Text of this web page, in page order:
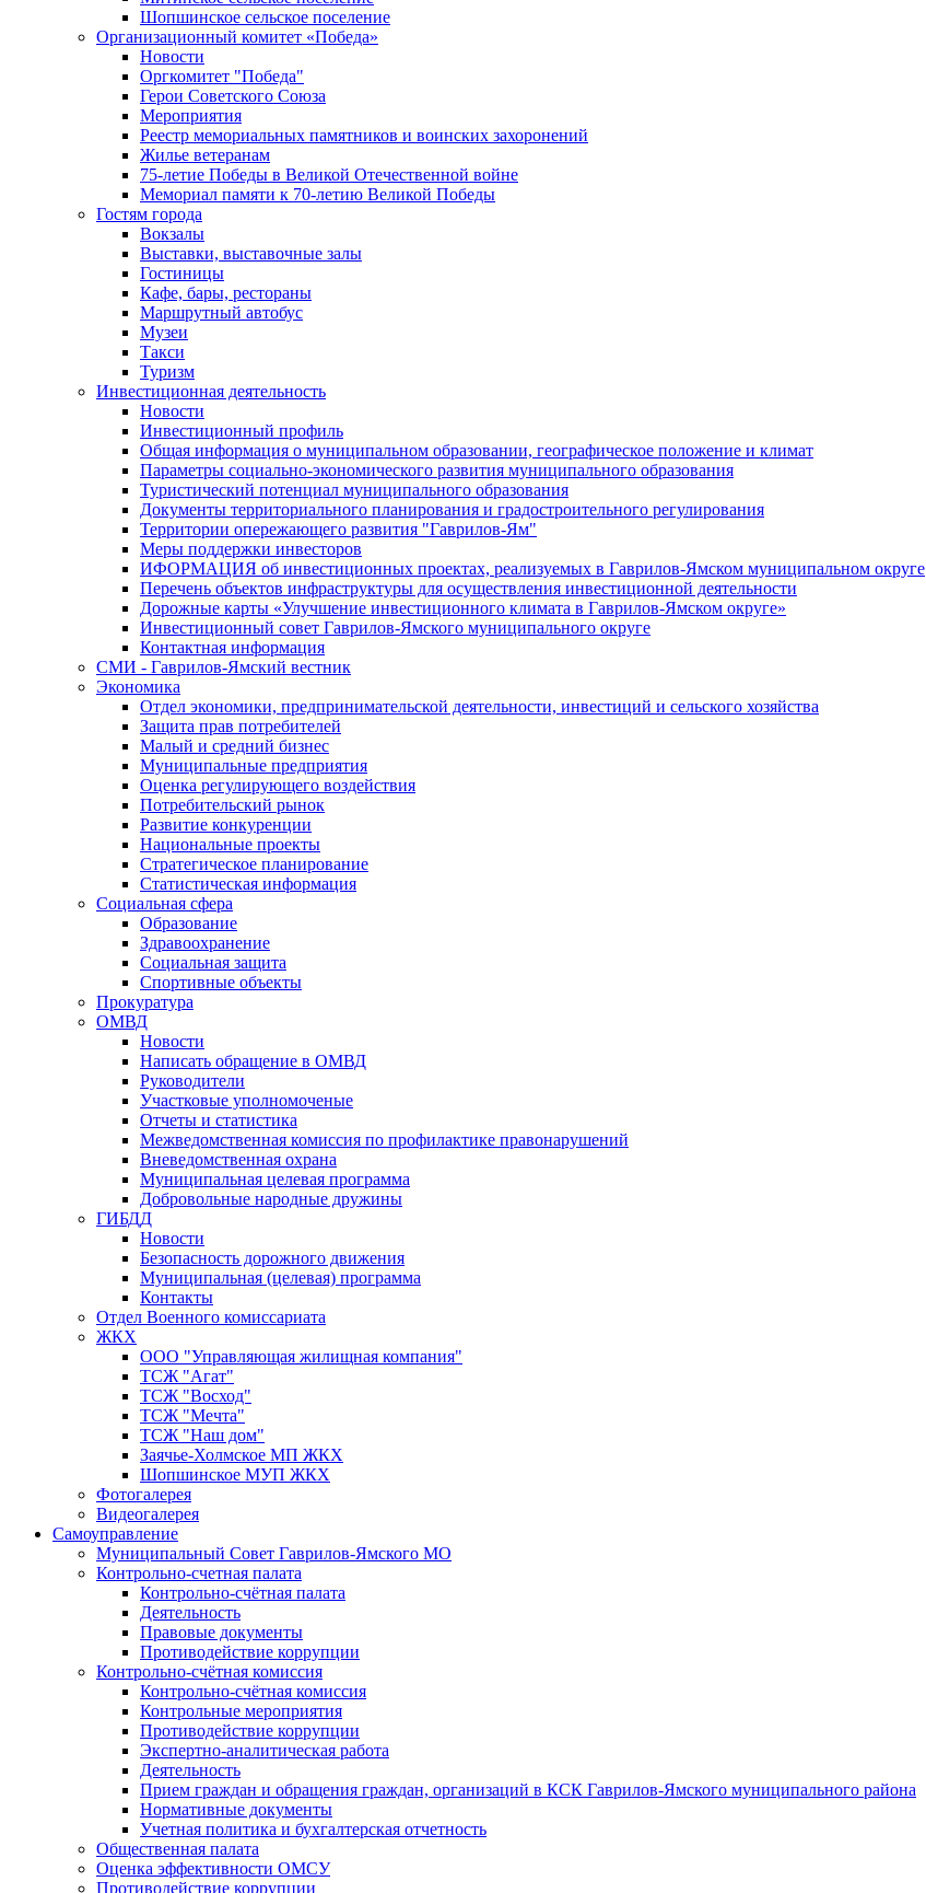
Шопшинское сельское поселение
Организационный комитет «Победа»
Новости
Оргкомитет "Победа"
Герои Советского Союза
Мероприятия
Реестр мемориальных памятников и воинских захоронений
Жилье ветеранам
75-летие Победы в Великой Отечественной войне
Мемориал памяти к 70-летию Великой Победы
Гостям города
Вокзалы
Выставки, выставочные залы
Гостиницы
Кафе, бары, рестораны
Маршрутный автобус
Музеи
Такси
Туризм
Инвестиционная деятельность
Новости
Инвестиционный профиль
Общая информация о муниципальном образовании, географическое положение и климат
Параметры социально-экономического развития муниципального образования
Туристический потенциал муниципального образования
Документы территориального планирования и градостроительного регулирования
Территории опережающего развития "Гаврилов-Ям"
Меры поддержки инвесторов
ИФОРМАЦИЯ об инвестиционных проектах, реализуемых в Гаврилов-Ямском муниципальном округе
Перечень объектов инфраструктуры для осуществления инвестиционной деятельности
Дорожные карты «Улучшение инвестиционного климата в Гаврилов-Ямском округе»
Инвестиционный совет Гаврилов-Ямского муниципального округе
Контактная информация
СМИ - Гаврилов-Ямский вестник
Экономика
Отдел экономики, предпринимательской деятельности, инвестиций и сельского хозяйства
Защита прав потребителей
Малый и средний бизнес
Муниципальные предприятия
Оценка регулирующего воздействия
Потребительский рынок
Развитие конкуренции
Национальные проекты
Стратегическое планирование
Статистическая информация
Социальная сфера
Образование
Здравоохранение
Социальная защита
Спортивные объекты
Прокуратура
ОМВД
Новости
Написать обращение в ОМВД
Руководители
Участковые уполномоченые
Отчеты и статистика
Межведомственная комиссия по профилактике правонарушений
Вневедомственная охрана
Муниципальная целевая программа
Добровольные народные дружины
ГИБДД
Новости
Безопасность дорожного движения
Муниципальная (целевая) программа
Контакты
Отдел Военного комиссариата
ЖКХ
ООО "Управляющая жилищная компания"
ТСЖ "Агат"
ТСЖ "Восход"
ТСЖ "Мечта"
ТСЖ "Наш дом"
Заячье-Холмское МП ЖКХ
Шопшинское МУП ЖКХ
Фотогалерея
Видеогалерея
Самоуправление
Муниципальный Совет Гаврилов-Ямского МО
Контрольно-счетная палата
Контрольно-счётная палата
Деятельность
Правовые документы
Противодействие коррупции
Контрольно-счётная комиссия
Контрольно-счётная комиссия
Контрольные мероприятия
Противодействие коррупции
Экспертно-аналитическая работа
Деятельность
Прием граждан и обращения граждан, организаций в КСК Гаврилов-Ямского муниципального района
Нормативные документы
Учетная политика и бухгалтерская отчетность
Общественная палата
Оценка эффективности ОМСУ
Противодействие коррупции